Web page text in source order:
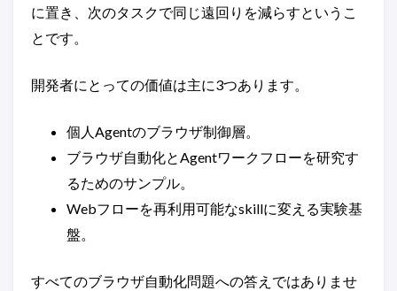
に置き、次のタスクで同じ遠回りを減らすというこ
とです。
開発者にとっての価値は主に3つあります。
個人Agentのブラウザ制御層。
ブラウザ自動化とAgentワークフローを研究す
るためのサンプル。
Webフローを再利用可能なskillに変える実験基
盤。
すべてのブラウザ自動化問題への答えではありませ